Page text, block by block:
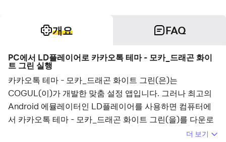
개요 FAQ
PC에서 LD플레이어로 카카오톡 테마 - 모카_드래곤 화이
트 그린 실행
카카오톡 테마 - 모카_드래곤 화이트 그린(은)는
COGUL(이)가 개발한 맞춤 설정 앱입니다. 그러나 최고의
Android 에뮬레이터인 LD플레이어를 사용하면 컴퓨터에
서 카카오톡 테마 - 모카_드래곤 화이트 그린(을)를 다운로
더 보기